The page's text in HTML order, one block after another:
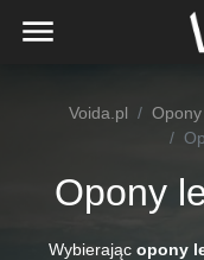
Voida.pl Opony
Opony
Wybierając opony